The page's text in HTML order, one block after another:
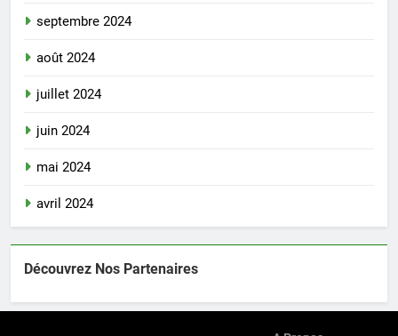
septembre 2024
août 2024
juillet 2024
juin 2024
mai 2024
avril 2024
Découvrez Nos Partenaires